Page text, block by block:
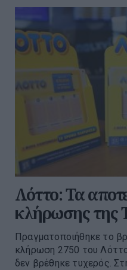
Λόττο: Τα
κλήρωσης της
Πραγματοποιήθηκε το
κλήρωση 2750 του
δεν βρέθηκε τυχερός.